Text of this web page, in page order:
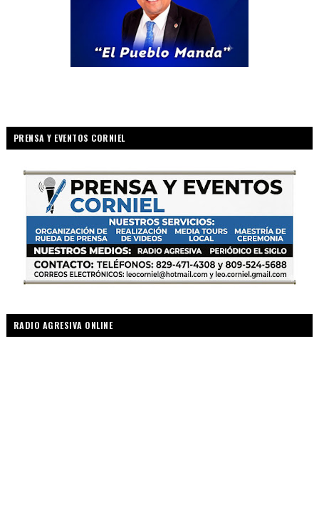
PRENSA Y EVENTOS CORNIEL
RADIO AGRESIVA ONLINE